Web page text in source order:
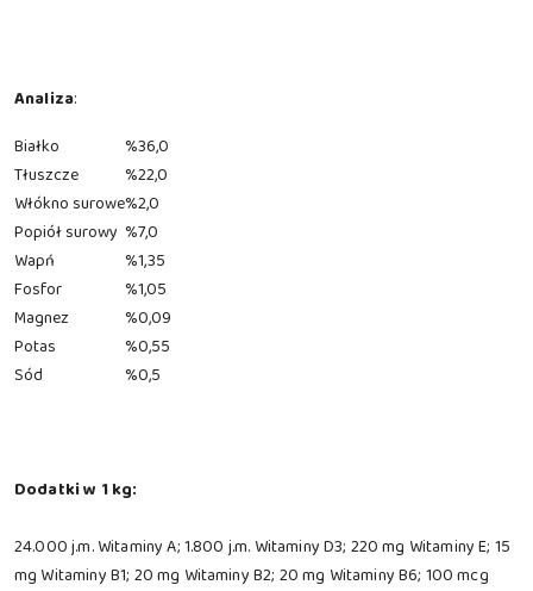
Analiza:
Białko
%36,0
Tłuszcze
%22,0
Włókno surowe%2,0
Popiół surowy %7,0
Wapń
%1,35
Fosfor
%1,05
Magnez
%0,09
Potas
%0,55
Sód
%0,5
Dodatki w 1 kg:
24.000 j.m. Witaminy A; 1.800 j.m. Witaminy D3; 220 mg Witaminy E; 15
mg Witaminy B1; 20 mg Witaminy B2; 20 mg Witaminy B6; 100 mcg